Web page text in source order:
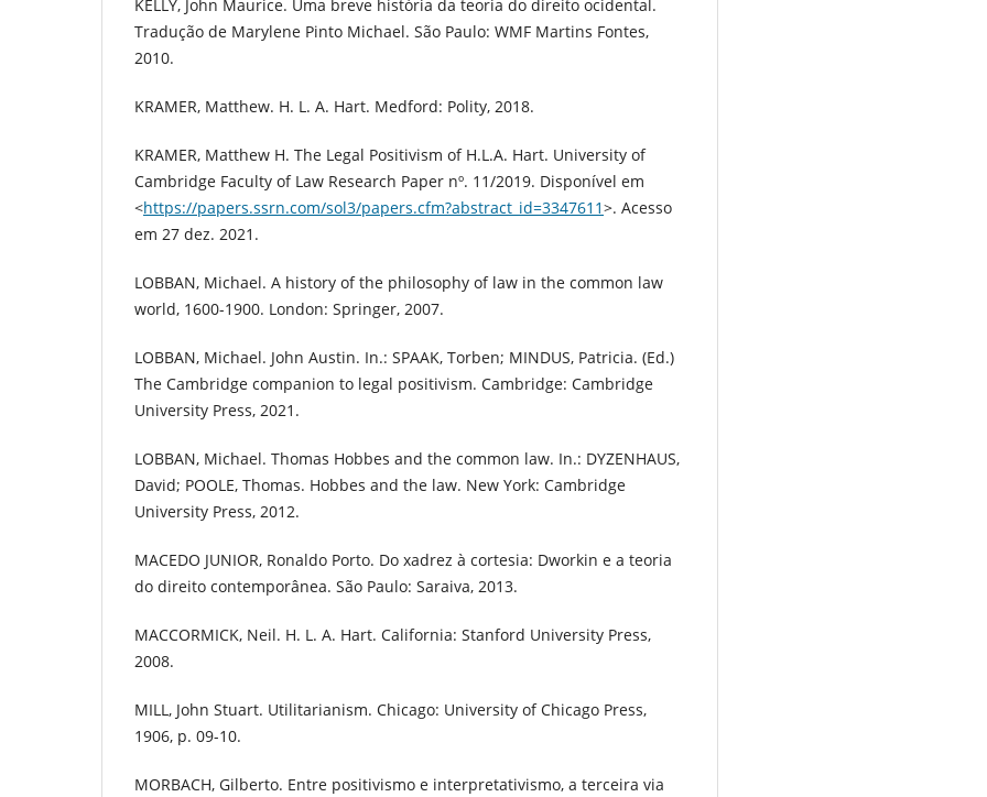
KELLY, John Maurice. Uma breve história da teoria do direito ocidental.
Tradução de Marylene Pinto Michael. São Paulo: WMF Martins Fontes,
2010.
KRAMER, Matthew. H. L. A. Hart. Medford: Polity, 2018.
KRAMER, Matthew H. The Legal Positivism of H.L.A. Hart. University of
Cambridge Faculty of Law Research Paper nº. 11/2019. Disponível em
<https://papers.ssrn.com/sol3/papers.cfm?abstract_id=3347611>. Acesso
em 27 dez. 2021.
LOBBAN, Michael. A history of the philosophy of law in the common law
world, 1600-1900. London: Springer, 2007.
LOBBAN, Michael. John Austin. In.: SPAAK, Torben; MINDUS, Patricia. (Ed.)
The Cambridge companion to legal positivism. Cambridge: Cambridge
University Press, 2021.
LOBBAN, Michael. Thomas Hobbes and the common law. In.: DYZENHAUS,
David; POOLE, Thomas. Hobbes and the law. New York: Cambridge
University Press, 2012.
MACEDO JUNIOR, Ronaldo Porto. Do xadrez à cortesia: Dworkin e a teoria
do direito contemporânea. São Paulo: Saraiva, 2013.
MACCORMICK, Neil. H. L. A. Hart. California: Stanford University Press,
2008.
MILL, John Stuart. Utilitarianism. Chicago: University of Chicago Press,
1906, p. 09-10.
MORBACH, Gilberto. Entre positivismo e interpretativismo, a terceira via